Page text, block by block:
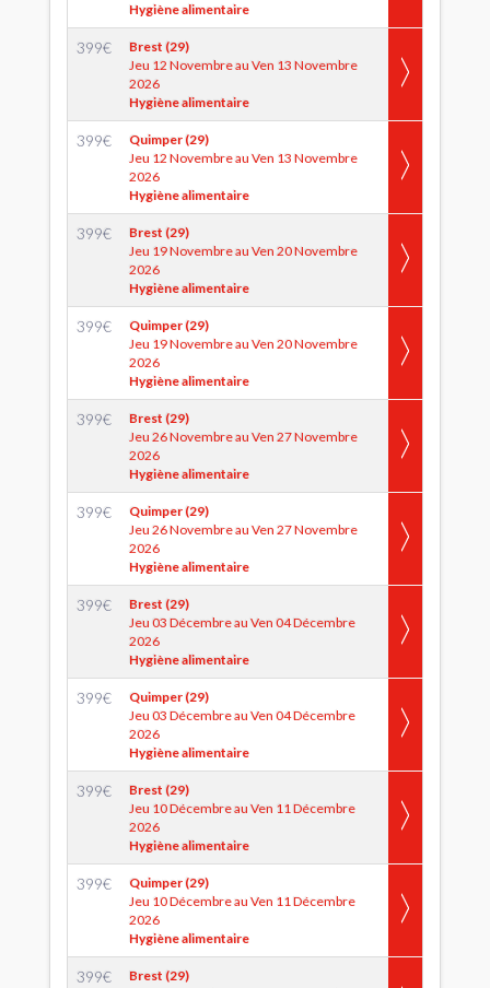
Hygiène alimentaire
399€
Brest (29)
Jeu 12 Novembre au Ven 13 Novembre
2026
Hygiène alimentaire
399€
Quimper (29)
Jeu 12 Novembre au Ven 13 Novembre
2026
Hygiène alimentaire
399€
Brest (29)
Jeu 19 Novembre au Ven 20 Novembre
2026
Hygiène alimentaire
399€
Quimper (29)
Jeu 19 Novembre au Ven 20 Novembre
2026
Hygiène alimentaire
399€
Brest (29)
Jeu 26 Novembre au Ven 27 Novembre
2026
Hygiène alimentaire
399€
Quimper (29)
Jeu 26 Novembre au Ven 27 Novembre
2026
Hygiène alimentaire
399€
Brest (29)
Jeu 03 Décembre au Ven 04 Décembre
2026
Hygiène alimentaire
399€
Quimper (29)
Jeu 03 Décembre au Ven 04 Décembre
2026
Hygiène alimentaire
399€
Brest (29)
Jeu 10 Décembre au Ven 11 Décembre
2026
Hygiène alimentaire
399€
Quimper (29)
Jeu 10 Décembre au Ven 11 Décembre
2026
Hygiène alimentaire
399€
Brest (29)